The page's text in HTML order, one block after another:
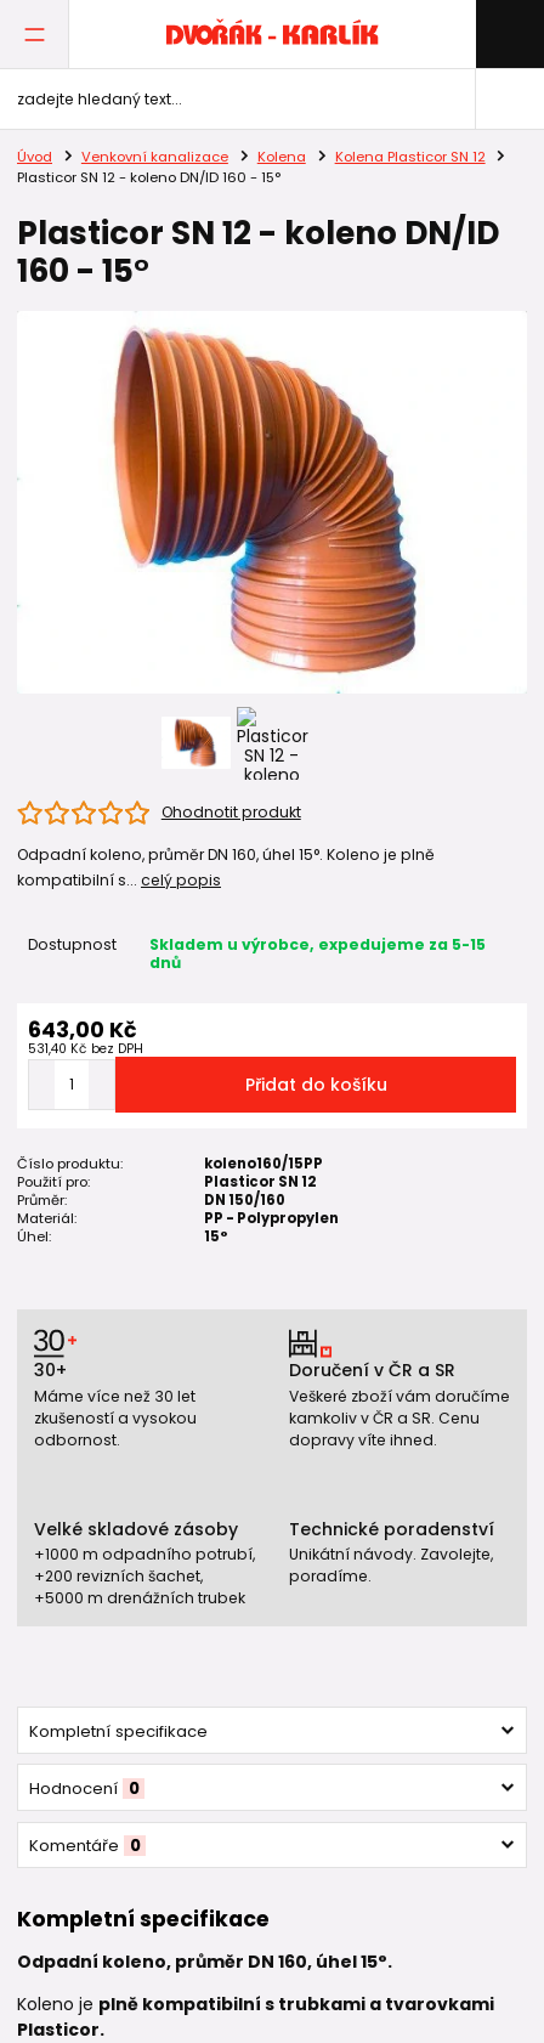
Úvod Venkovní kanalizace Kolena
Kolena Plasticor SN 12
Plasticor SN 12 - koleno DN/ID 160 - 15°
Plasticor SN 12 - koleno DN/ID
160 - 15°
Ohodnotit produkt
Odpadní koleno, průměr DN 160, úhel 15°. Koleno je plně
kompatibilní s... celý popis
Dostupnost
Skladem u výrobce, expedujeme za 5-15
dnů
643,00 Kč
531,40 Kč bez DPH
Přidat do košíku
Číslo produktu:
koleno160/15PP
Použití pro:
Plasticor SN 12
Průměr:
DN 150/160
Materiál:
PP - Polypropylen
Úhel:
15°
30+
Máme více než 30 let
zkušeností a vysokou
odbornost.
Doručení v ČR a SR
Veškeré zboží vám doručíme
kamkoliv v ČR a SR. Cenu
dopravy víte ihned.
Velké skladové zásoby
+1000 m odpadního potrubí,
+200 revizních šachet,
+5000 m drenážních trubek
Technické poradenství
Unikátní návody. Zavolejte,
poradíme.
Kompletní specifikace
Hodnocení 0
Komentáře 0
Kompletní specifikace
Odpadní koleno, průměr DN 160, úhel 15°.
Koleno je plně kompatibilní s trubkami a tvarovkami
Plasticor.